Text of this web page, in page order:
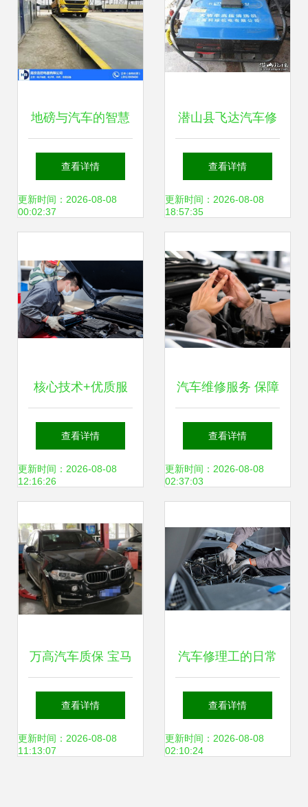
车维修
地磅与汽车的智慧
应用 厂中厂（浩然
大名）产品显奇
查看详情
更新时间：2026-08-08
00:02:37
潜山县飞达汽车修
理厂 专业汽车维
修，为您的爱车保
查看详情
更新时间：2026-08-08
18:57:35
核心技术+优质服
务 比亚迪销量飞升
的背后密码
查看详情
更新时间：2026-08-08
12:16:26
汽车维修服务 保障
行车安全与性能的
关键
查看详情
更新时间：2026-08-08
02:37:03
万高汽车质保 宝马
X5偏心轴故障真相
与维修费用解析
查看详情
更新时间：2026-08-08
11:13:07
汽车修理工的日常
如何精准检查发动
机健康
查看详情
更新时间：2026-08-08
02:10:24